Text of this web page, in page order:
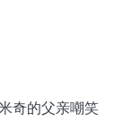
奇的父亲嘲笑